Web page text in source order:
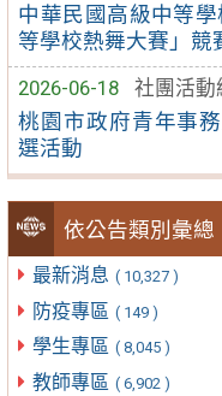
中華民國高級中等
等學校熱舞大賽」競
2026-06-18
社團活動
桃園市政府青年事
選活動
依公告類別彙總
最新消息 ( 10,327 )
防疫專區 ( 149 )
學生專區 ( 8,045 )
教師專區 ( 6,902 )